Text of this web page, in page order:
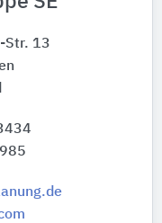
Str. 13